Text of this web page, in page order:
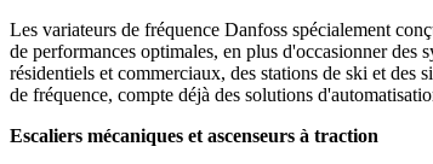
Les variateurs de fréquence Danfoss spécialement
de performances optimales, en plus d'occasionner des
résidentiels et commerciaux, des stations de ski et
de fréquence, compte déjà des solutions
Escaliers mécaniques et ascenseurs à traction